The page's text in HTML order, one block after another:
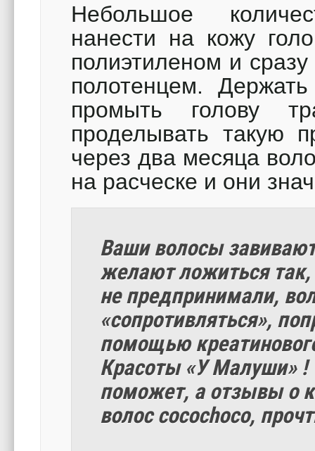
Небольшое
нанести на кожу
полиэтиленом и
полотенцем.
промыть голову
проделывать такую
через два месяца
на расческе и они
Ваши волосы
желают ложиться
не предпринимали,
«сопротивляться»,
помощью
Красоты «У Малуши» !
поможет, а отзывы о
волос cocochoco,